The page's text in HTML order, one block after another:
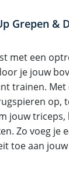
Grepen &
met een
je jouw
trainen.
op,
jouw triceps,
Zo voeg je
toe aan jouw